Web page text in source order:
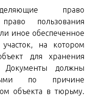
право
пользования
иное обеспеченное
на котором
для хранения
Документы должны
по причине
объекта в тюрьму.